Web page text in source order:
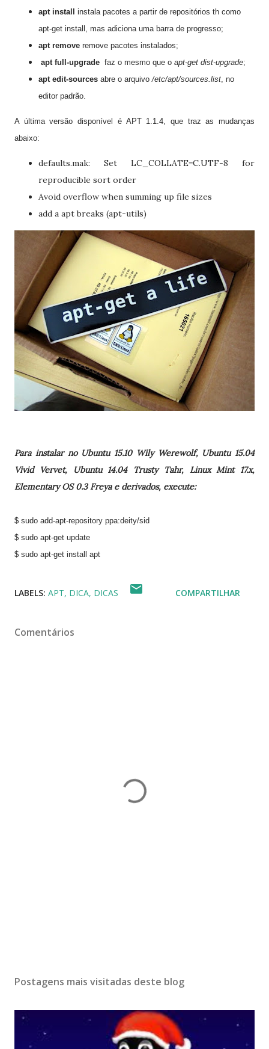
apt install
instala pacotes a partir de repositórios th como
apt-get install, mas adiciona uma barra de progresso;
apt remove remove pacotes instalados;
apt full-upgrade faz o mesmo que o apt-get dist-upgrade;
apt edit-sources abre o arquivo/etc/apt/sources.list, no
editor padrão.
A última versão disponível é APT 1.1.4, que traz as mudanças
abaixo:
defaults.mak: Set LC_COLLATE=C.UTF-8 for
reproducible sort order
Avoid overflow when summing up file sizes
add a apt breaks (apt-utils)
Para instalar no Ubuntu 15.10 Wily Werewolf, Ubuntu 15.04
Vivid Vervet, Ubuntu 14.04 Trusty Tahr, Linux Mint 17.x,
Elementary OS 0.3 Freya e derivados, execute:
$ sudo add-apt-repository ppa:deity/sid
$ sudo apt-get update
$ sudo apt-get install apt
LABELS: APT DICA DICAS COMPARTILHAR
Comentários
Postagens mais visitadas deste blog